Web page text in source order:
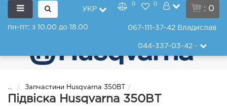
: 0
УКР
0 0
пн-пт: з 10.00 до 18.00 067-111-37-42 Владислав
044-337-03-42-
... Запчастини Husqvarna 350BT
Підвіска Husqvarna 350BT